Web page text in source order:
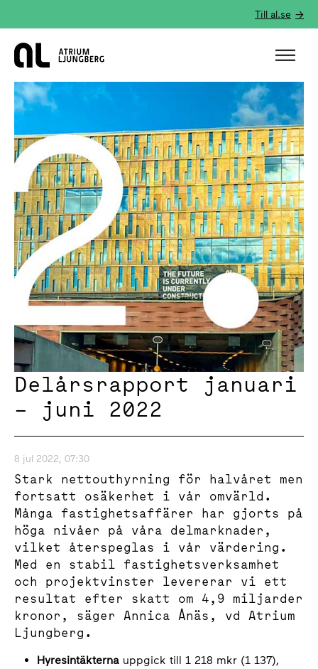
Till al.se
Hem
Delårsrapport januari
– juni 2022
8 jul 2022, 07:30
Stark nettouthyrning för halvåret men
fortsatt osäkerhet i vår omvärld.
Många fastighetsaffärer har gjorts på
höga nivåer på våra delmarknader,
vilket återspeglas i vår värdering.
Med en stabil fastighetsverksamhet
och projektvinster levererar vi ett
resultat efter skatt om 4,9 miljarder
kronor, säger Annica Ånäs, vd Atrium
Ljungberg.
Hyresintäkterna uppgick till 1 218 mkr (1 137),